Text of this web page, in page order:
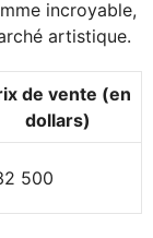
incroyable,
artistique.
de vente (en
dollars)
500